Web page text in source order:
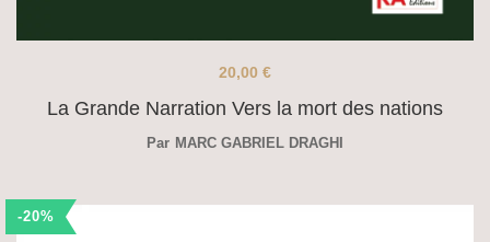
La Grande Narration Vers la mort des nations
20,00 €
Par MARC GABRIEL DRAGHI
-20%